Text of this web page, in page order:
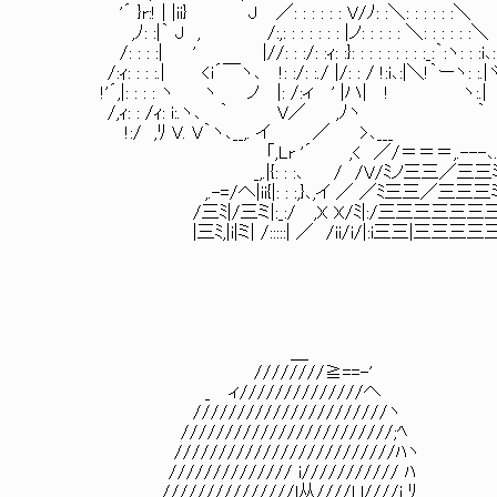
'´ }r:! | |ii} J ／: : : : : : V/ﾉ: :＼: : : : : :＼
,ﾉ: :|｀ J , /:,: : : : : : : |ノ: : : : : ＼: : : : :
/: : : :| ' |//: : :/: :ｨ: :}: : : : : : : : :_:｀:ヽ: : :i､:
/:ｨ: : : :.| <i´￣ヽ､ !: :/: :./ |/: : / !:i､:|＼!｀ーヽ
!'´,|: : : : ヽ ヽ ノ |: /:ィ ' |ハ| ! ヽ:.|
/,ｨ: : /ｨ: i:.ヽ､ ｀ V／ ,ﾉヽ ｀ 絶
!:/ ,ﾘ V. V｀ヽ､__,. イ ／ >､___
「,Lr '´ ,< ／/＝＝＝,.---､.
_,.|{: : :､ / /V/ﾐノ三三／三三ﾐ
,.-=/へ|ii{|: : :,}､,イ ／ ／ﾐ三三／三三三
/三ﾐ|/三ミ|:_:/ ,X X/ﾐ|:/三三三三三三三
|三ﾐ,|i|ミ| /:::::| ／ /ii/i/|:i三三|三三三三三|
////////≧==-'
_ ィ//////////////へ
//////////////////////ヽ
////////////////////////;ﾍ
/////////////////////////ﾊヽ
////////////// i/////////// ﾊ
///////////////l从////l l////i ﾘ